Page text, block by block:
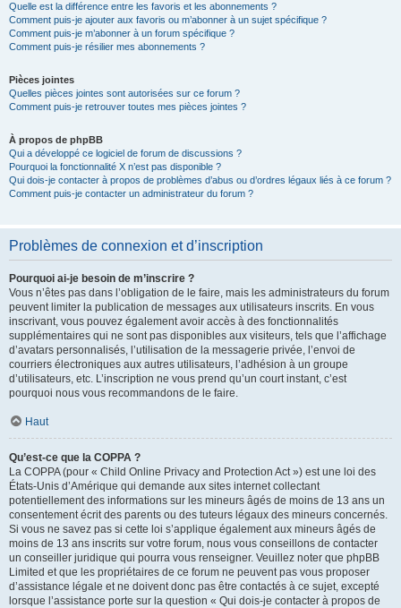
Quelle est la différence entre les favoris et les abonnements ?
Comment puis-je ajouter aux favoris ou m’abonner à un sujet spécifique ?
Comment puis-je m’abonner à un forum spécifique ?
Comment puis-je résilier mes abonnements ?
Pièces jointes
Quelles pièces jointes sont autorisées sur ce forum ?
Comment puis-je retrouver toutes mes pièces jointes ?
À propos de phpBB
Qui a développé ce logiciel de forum de discussions ?
Pourquoi la fonctionnalité X n’est pas disponible ?
Qui dois-je contacter à propos de problèmes d’abus ou d’ordres légaux liés à ce forum ?
Comment puis-je contacter un administrateur du forum ?
Problèmes de connexion et d’inscription
Pourquoi ai-je besoin de m’inscrire ?
Vous n’êtes pas dans l’obligation de le faire, mais les administrateurs du forum
peuvent limiter la publication de messages aux utilisateurs inscrits. En vous
inscrivant, vous pouvez également avoir accès à des fonctionnalités
supplémentaires qui ne sont pas disponibles aux visiteurs, tels que l’affichage
d’avatars personnalisés, l’utilisation de la messagerie privée, l’envoi de
courriers électroniques aux autres utilisateurs, l’adhésion à un groupe
d’utilisateurs, etc. L’inscription ne vous prend qu’un court instant, c’est
pourquoi nous vous recommandons de le faire.
Haut
Qu’est-ce que la COPPA ?
La COPPA (pour « Child Online Privacy and Protection Act ») est une loi des
États-Unis d’Amérique qui demande aux sites internet collectant
potentiellement des informations sur les mineurs âgés de moins de 13 ans un
consentement écrit des parents ou des tuteurs légaux des mineurs concernés.
Si vous ne savez pas si cette loi s’applique également aux mineurs âgés de
moins de 13 ans inscrits sur votre forum, nous vous conseillons de contacter
un conseiller juridique qui pourra vous renseigner. Veuillez noter que phpBB
Limited et que les propriétaires de ce forum ne peuvent pas vous proposer
d’assistance légale et ne doivent donc pas être contactés à ce sujet, excepté
lorsque l’assistance porte sur la question « Qui dois-je contacter à propos de